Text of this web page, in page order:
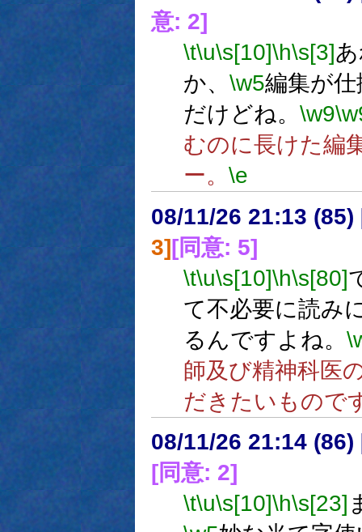
意: 2]
\t\u\s[10]\h\s[3]
か、 \w5編集が
だけどね。 \w9
むのに長けた編
ー。 \e
08/11/26 21:13 (85)
3][同意: 5]
\t\u\s[10]\h\s[80]
て不必要に読み
るんですよね。
師及び精神科医
だきたいもので
08/11/26 21:14 (86)
[同意: 2]
\t\u\s[10]\h\s[23]